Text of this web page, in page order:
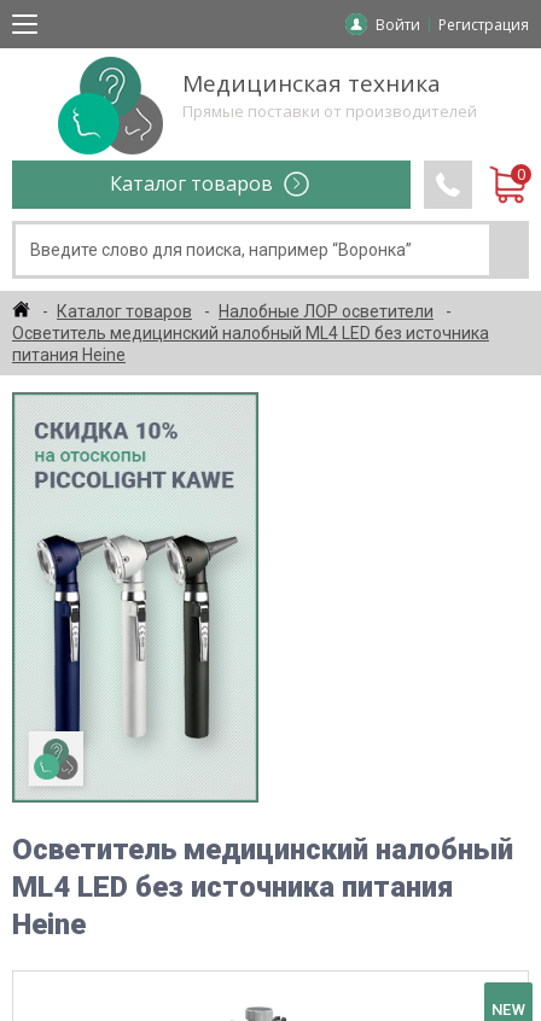
Войти Регистрация
Медицинская техника
Прямые поставки от производителей
Каталог товаров
Каталог товаров
Налобные ЛОР осветители
Осветитель медицинский налобный ML4 LED без источника
питания Heine
Осветитель медицинский налобный
ML4 LED без источника питания
Heine
NEW